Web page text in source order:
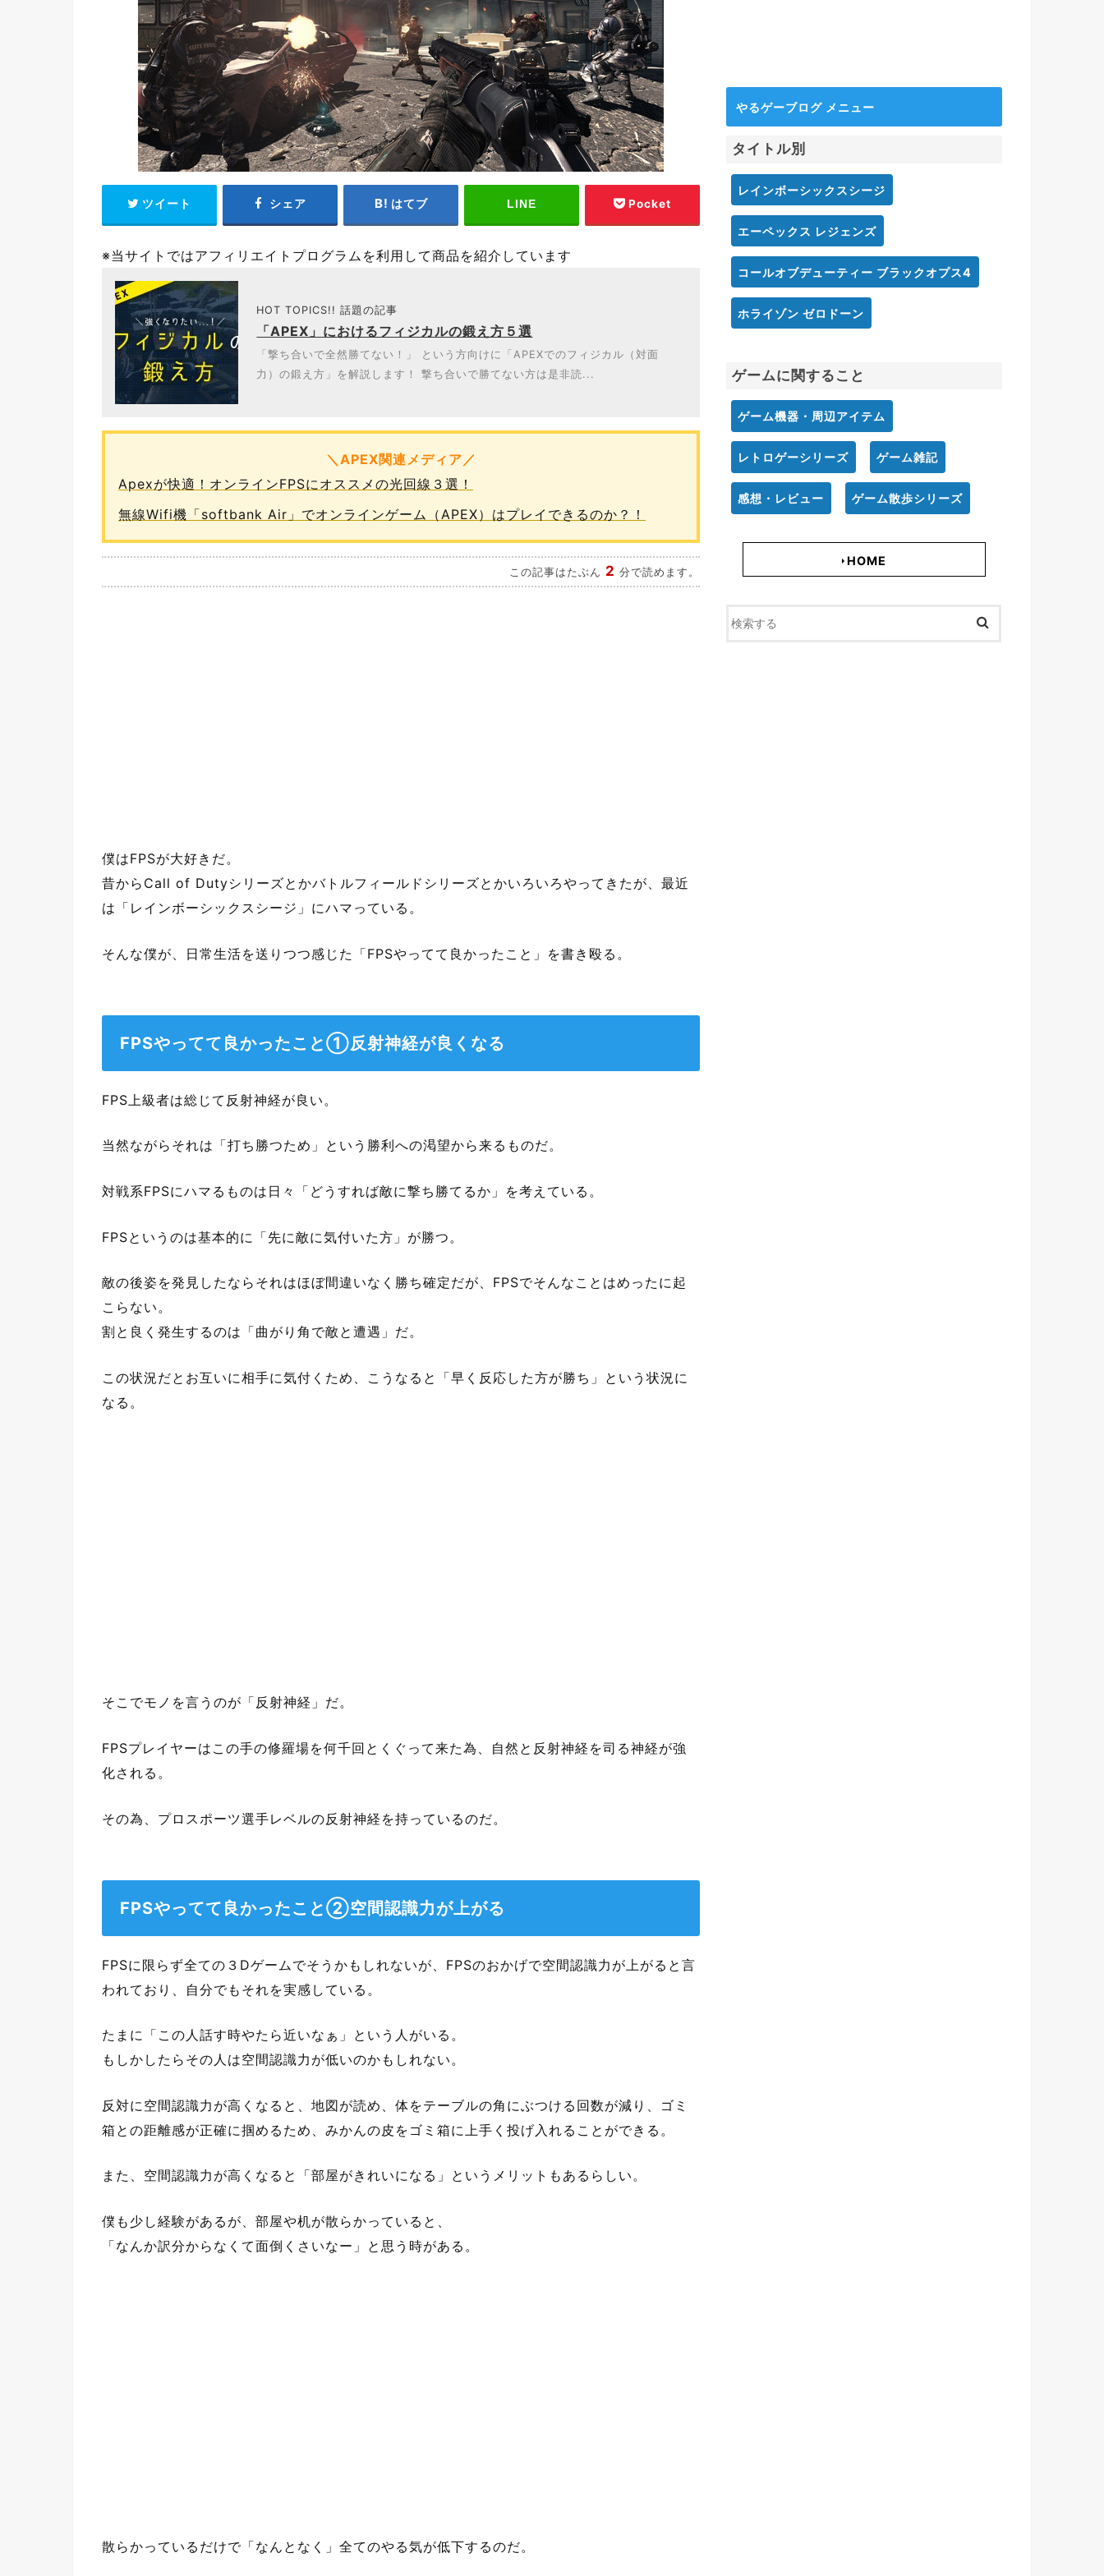
ツイート シェア はてブ LINE Pocket
※当サイトではアフィリエイトプログラムを利用して商品を紹介しています
HOT TOPICS!! 話題の記事
「APEX」におけるフィジカルの鍛え方５選
「撃ち合いで全然勝てない！」 という方向けに「APEXでのフィジカル（対面
力）の鍛え方」を解説します！ 撃ち合いで勝てない方は是非読...
＼APEX関連メディア／
Apexが快適！オンラインFPSにオススメの光回線３選！
無線Wifi機「softbank Air」でオンラインゲーム（APEX）はプレイできるのか？！
この記事はたぶん 2 分で読めます。
僕はFPSが大好きだ。
昔からCall of Dutyシリーズとかバトルフィールドシリーズとかいろいろやってきたが、最近
は「レインボーシックスシージ」にハマっている。
そんな僕が、日常生活を送りつつ感じた「FPSやってて良かったこと」を書き殴る。
FPSやってて良かったこと①反射神経が良くなる
FPS上級者は総じて反射神経が良い。
当然ながらそれは「打ち勝つため」という勝利への渇望から来るものだ。
対戦系FPSにハマるものは日々「どうすれば敵に撃ち勝てるか」を考えている。
FPSというのは基本的に「先に敵に気付いた方」が勝つ。
敵の後姿を発見したならそれはほぼ間違いなく勝ち確定だが、FPSでそんなことはめったに起
こらない。
割と良く発生するのは「曲がり角で敵と遭遇」だ。
この状況だとお互いに相手に気付くため、こうなると「早く反応した方が勝ち」という状況に
なる。
そこでモノを言うのが「反射神経」だ。
FPSプレイヤーはこの手の修羅場を何千回とくぐって来た為、自然と反射神経を司る神経が強
化される。
その為、プロスポーツ選手レベルの反射神経を持っているのだ。
FPSやってて良かったこと②空間認識力が上がる
FPSに限らず全ての３Dゲームでそうかもしれないが、FPSのおかげで空間認識力が上がると言
われており、自分でもそれを実感している。
たまに「この人話す時やたら近いなぁ」という人がいる。
もしかしたらその人は空間認識力が低いのかもしれない。
反対に空間認識力が高くなると、地図が読め、体をテーブルの角にぶつける回数が減り、ゴミ
箱との距離感が正確に掴めるため、みかんの皮をゴミ箱に上手く投げ入れることができる。
また、空間認識力が高くなると「部屋がきれいになる」というメリットもあるらしい。
僕も少し経験があるが、部屋や机が散らかっていると、
「なんか訳分からなくて面倒くさいなー」と思う時がある。
散らかっているだけで「なんとなく」全てのやる気が低下するのだ。
やるゲーブログ メニュー
タイトル別
レインボーシックスシージ
エーペックス レジェンズ
コールオブデューティー ブラックオプス4
ホライゾン ゼロドーン
ゲームに関すること
ゲーム機器・周辺アイテム
レトロゲーシリーズ ゲーム雑記
感想・レビュー ゲーム散歩シリーズ
HOME